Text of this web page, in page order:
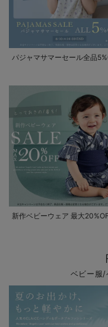
パジャマサマーセール全品
新作ベビーウェア 最大
ベビー服/